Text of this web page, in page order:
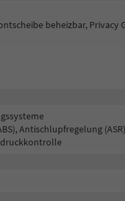
beheizbar,
Antischlupfregelung